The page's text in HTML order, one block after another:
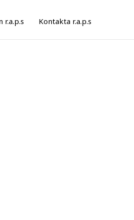
r.a.p.s Kontakta r.a.p.s